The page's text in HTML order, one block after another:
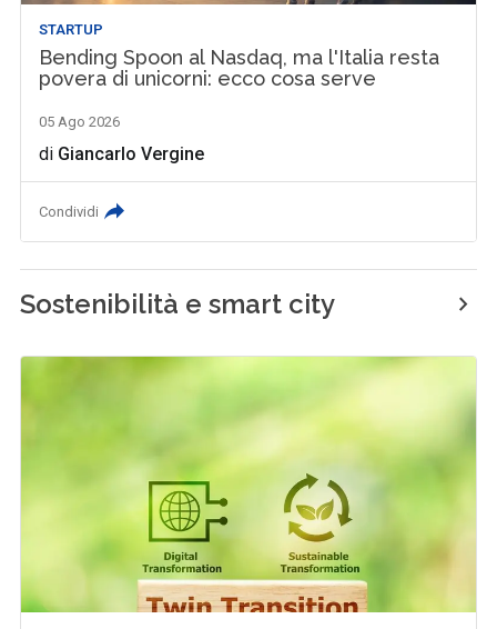
STARTUP
Bending Spoon al Nasdaq, ma l'Italia resta
povera di unicorni: ecco cosa serve
05 Ago 2026
di Giancarlo Vergine
Condividi
Sostenibilità e smart city